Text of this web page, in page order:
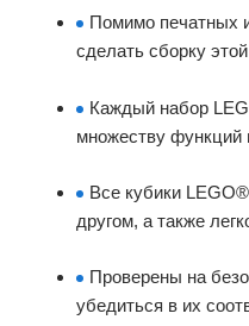
Помимо печатных
сделать сборку
Каждый набор
множеству функций
Все кубики
другом, а также
Проверены на
убедиться в их